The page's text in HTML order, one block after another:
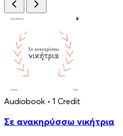
Audiobook • 1 Credit
Σε ανακηρύσσω νικήτρια